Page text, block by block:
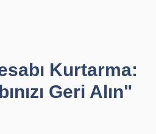
Kurtarma:
Geri Alın"